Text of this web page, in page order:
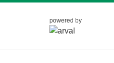
powered by